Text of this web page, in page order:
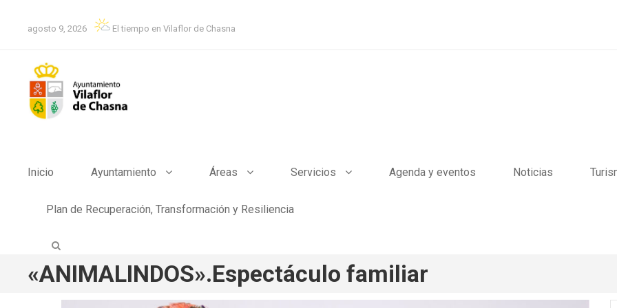
agosto 9, 2026 El tiempo en Vilaflor de Chasna
Inicio Ayuntamiento Áreas Servicios Agenda y eventos Noticias
Plan de Recuperación, Transformación y Resiliencia
«ANIMALINDOS».Espectáculo familiar